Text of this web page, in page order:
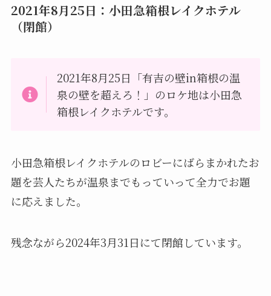
2021年8月25日：小田急箱根レイクホテル
（閉館）
2021年8月25日「有吉の壁in箱根の温
泉の壁を超えろ！」のロケ地は小田急
箱根レイクホテルです。
小田急箱根レイクホテルのロビーにばらまかれたお
題を芸人たちが温泉までもっていって全力でお題
に応えました。
残念ながら2024年3月31日にて閉館しています。